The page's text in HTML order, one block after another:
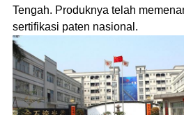
Tengah. Produknya telah
sertifikasi paten nasional.